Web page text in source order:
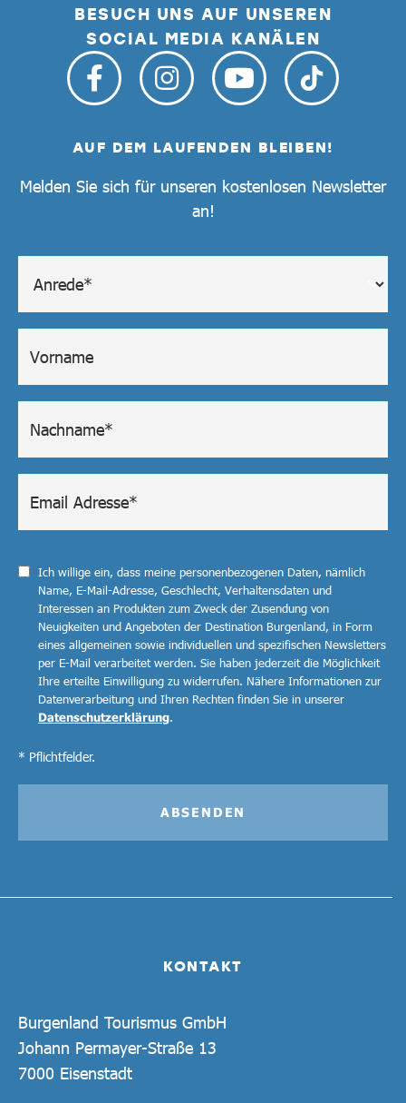
BESUCH UNS AUF UNSEREN
SOCIAL MEDIA KANÄLEN
KONTAKT
Burgenland Tourismus GmbH
Johann Permayer-Straße 13
7000 Eisenstadt
AUF DEM LAUFENDEN BLEIBEN!
Melden Sie sich für unseren kostenlosen Newsletter
an!
Ich willige ein, dass meine personenbezogenen Daten, nämlich
Name, E-Mail-Adresse, Geschlecht, Verhaltensdaten und
Interessen an Produkten zum Zweck der Zusendung von
Neuigkeiten und Angeboten der Destination Burgenland, in Form
eines allgemeinen sowie individuellen und spezifischen Newsletters
per E-Mail verarbeitet werden. Sie haben jederzeit die Möglichkeit
Ihre erteilte Einwilligung zu widerrufen. Nähere Informationen zur
Datenverarbeitung und Ihren Rechten finden Sie in unserer
Datenschutzerklärung.
* Pflichtfelder.
ABSENDEN